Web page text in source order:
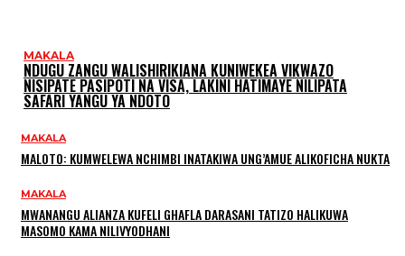
MAKALA
NDUGU ZANGU WALISHIRIKIANA KUNIWEKEA VIKWAZO
NISIPATE PASIPOTI NA VISA, LAKINI HATIMAYE NILIPATA
SAFARI YANGU YA NDOTO
MAKALA
MALOTO: KUMWELEWA NCHIMBI INATAKIWA UNG’AMUE ALIKOFICHA NUKTA
MAKALA
MWANANGU ALIANZA KUFELI GHAFLA DARASANI TATIZO HALIKUWA
MASOMO KAMA NILIVYODHANI